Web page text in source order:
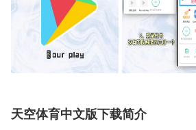
天空体育中文版下载简介